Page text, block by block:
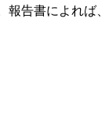
告書によれば、